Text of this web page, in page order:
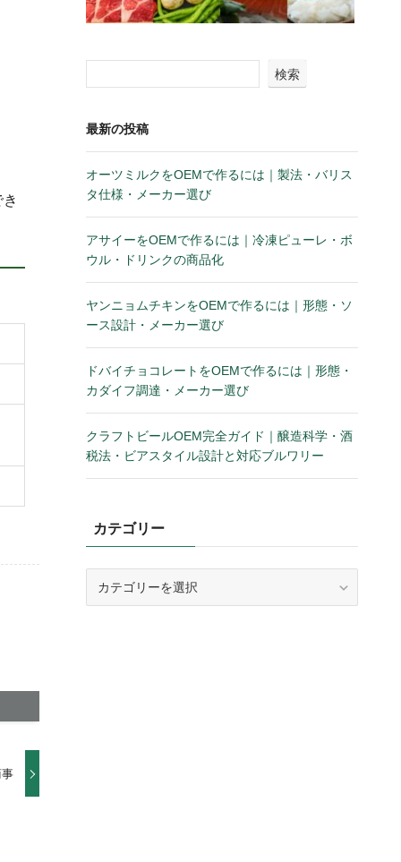
検索
最新の投稿
オーツミルクをOEMで作るには｜製法・バリス
タ仕様・メーカー選び
アサイーをOEMで作るには｜冷凍ピューレ・ボ
ウル・ドリンクの商品化
ヤンニョムチキンをOEMで作るには｜形態・ソ
ース設計・メーカー選び
ドバイチョコレートをOEMで作るには｜形態・
カダイフ調達・メーカー選び
クラフトビールOEM完全ガイド｜醸造科学・酒
税法・ビアスタイル設計と対応ブルワリー
カテゴリー